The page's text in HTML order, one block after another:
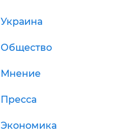
Украина
Общество
Мнение
Пресса
Экономика